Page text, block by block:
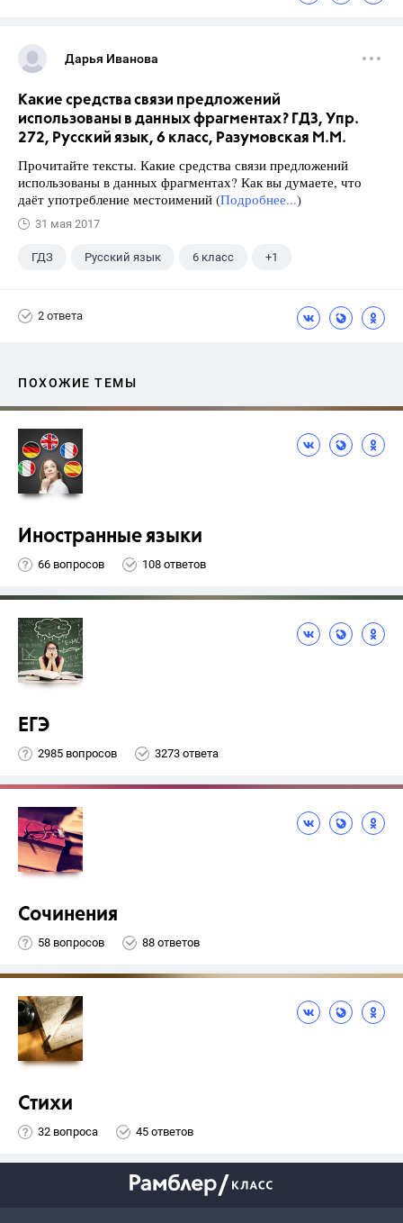
Дарья Иванова
Какие средства связи предложений
использованы в данных фрагментах? ГДЗ, Упр.
272, Русский язык, 6 класс, Разумовская М.М.
Прочитайте тексты. Какие средства связи предложений
использованы в данных фрагментах? Как вы думаете, что
даёт употребление местоимений (Подробнее...)
31 мая 2017
ГДЗ Русский язык 6 класс +1
2 ответа
ПОХОЖИЕ ТЕМЫ
Иностранные языки
66 вопросов 108 ответов
ЕГЭ
2985 вопросов 3273 ответа
Сочинения
58 вопросов 88 ответов
Стихи
32 вопроса 45 ответов